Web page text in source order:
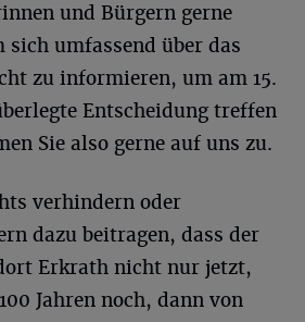
und Bürgern gerne
umfassend über das
zu informieren, um am 15.
Entscheidung treffen
Sie also gerne auf uns zu.
verhindern oder
dazu beitragen, dass der
Erkrath nicht nur jetzt,
Jahren noch, dann von